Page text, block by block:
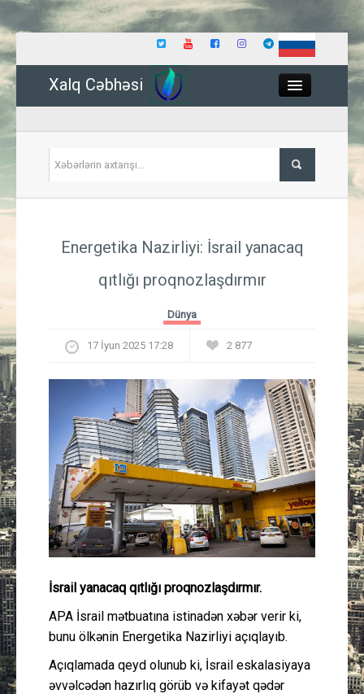
Xalq Cəbhəsi
İqtisadiyyat
Güney Azərbaycan
Mədəniyyət
Müsahibə
İdman
Layihə
Gündəm
Cəmiyyət
Energetika Nazirliyi: İsrail yanacaq
qıtlığı proqnozlaşdırmır
Dünya
17 İyun 2025 17:28 2 877
İsrail yanacaq qıtlığı proqnozlaşdırmır.
APA İsrail mətbuatına istinadən xəbər verir ki,
bunu ölkənin Energetika Nazirliyi açıqlayıb.
Açıqlamada qeyd olunub ki, İsrail eskalasiyaya
əvvəlcədən hazırlıq görüb və kifayət qədər